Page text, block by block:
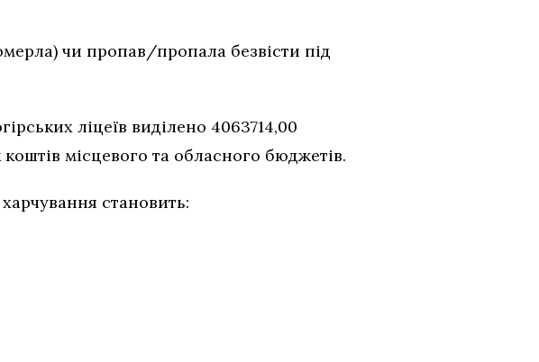
чи пропав/пропала безвісти під
ліцеїв виділено 4063714,00
місцевого та обласного бюджетів.
становить: